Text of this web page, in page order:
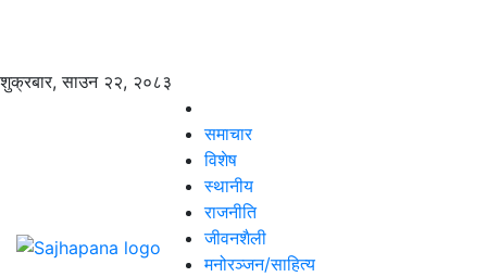
शुक्रबार, साउन २२, २०८३
समाचार
विशेष
स्थानीय
राजनीति
जीवनशैली
मनोरञ्जन/साहित्य